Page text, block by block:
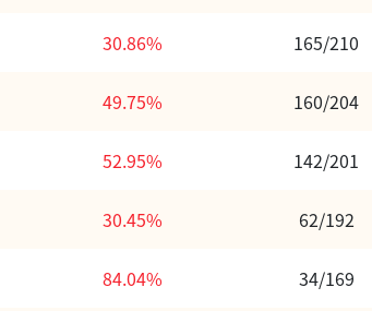
30.86% 165/210
49.75% 160/204
52.95% 142/201
30.45% 62/192
84.04% 34/169